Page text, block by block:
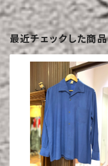
最近チェックした商品